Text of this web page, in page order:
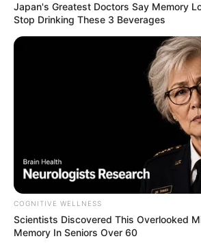
Japan's Greatest Doctors Say Memory
Stop Drinking These 3 Beverages
COGNITIVE WELLNESS
Scientists Discovered This Overlooked
Memory In Seniors Over 60